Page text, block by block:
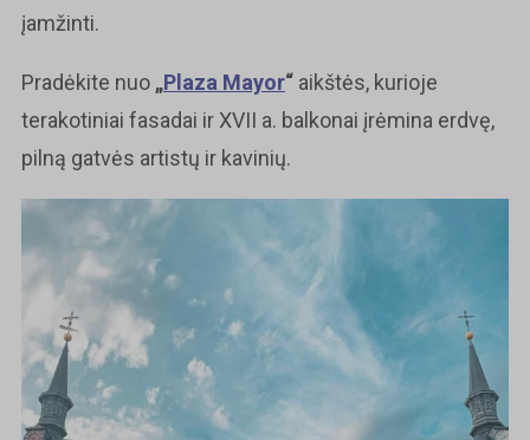
įamžinti.
Pradėkite nuo „Plaza Mayor“ aikštės, kurioje
terakotiniai fasadai ir XVII a. balkonai įrėmina erdvę,
pilną gatvės artistų ir kavinių.